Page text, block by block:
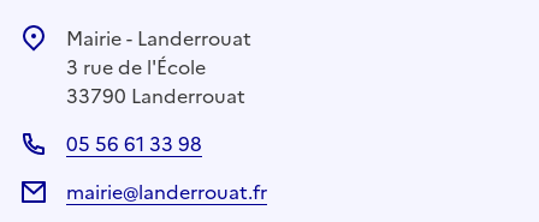
Mairie - Landerrouat
3 rue de l'École
33790 Landerrouat
05 56 61 33 98
mairie@landerrouat.fr